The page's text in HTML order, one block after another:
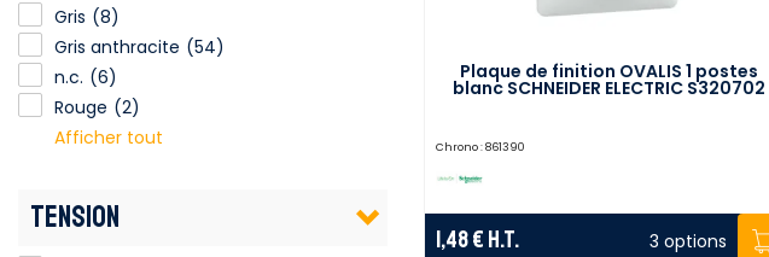
Gris (8)
Gris anthracite (54)
n.c. (6)
Rouge (2)
Afficher tout
TENSION
Plaque de finition OVALIS 1 postes
blanc SCHNEIDER ELECTRIC S320702
Chrono :861390
1,48 € H.T. 3 options